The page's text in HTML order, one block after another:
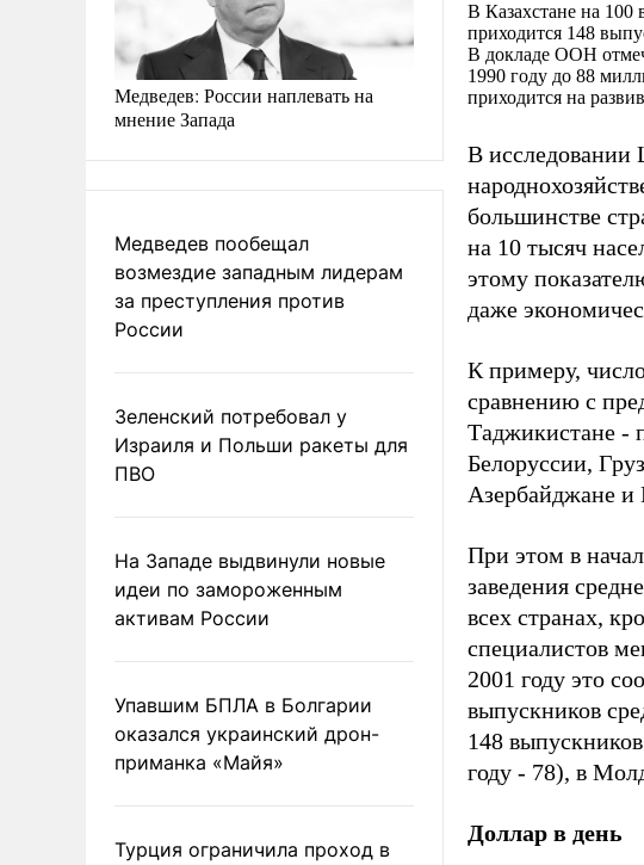
Медведев: России наплевать на
мнение Запада
Медведев пообещал
возмездие западным лидерам
за преступления против
России
Зеленский потребовал у
Израиля и Польши ракеты для
ПВО
На Западе выдвинули новые
идеи по замороженным
активам России
Упавшим БПЛА в Болгарии
оказался украинский дрон-
приманка «Майя»
Турция ограничила проход в
В Казахстане на 100
приходится 148
В докладе ООН
1990 году до 88
приходится на
В исследовании
большинстве
на 10 тысяч
этому
даже
К примеру,
сравнению с
Таджикистане -
Белоруссии,
Азербайджане и
При этом в
заведения
всех странах,
специалистов
2001 году это
выпускников
148
году - 78), в
Доллар в день